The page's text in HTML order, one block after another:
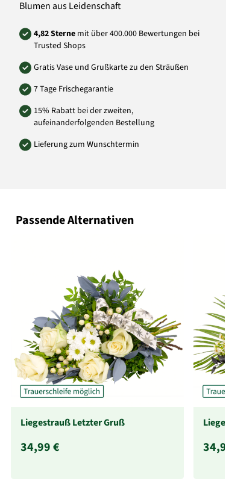
Didderser Str. 28
info@floraprima.de
Art.-Nr.: 5909
Blumen aus Leidenschaft
4,82 Sterne mit über 400.000 Bewertungen bei
Trusted Shops
Gratis Vase und Grußkarte zu den Sträußen
7 Tage Frischegarantie
15% Rabatt bei der zweiten,
aufeinanderfolgenden Bestellung
Lieferung zum Wunschtermin
Passende Alternativen
Liegestrauß Letzter Gruß
34,99 €